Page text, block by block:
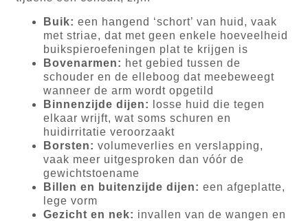
Buik: een hangend ‘schort’ van huid, vaak
met striae, dat met geen enkele hoeveelheid
buikspieroefeningen plat te krijgen is
Bovenarmen: het gebied tussen de
schouder en de elleboog dat meebeweegt
wanneer de arm wordt opgetild
Binnenzijde dijen:
losse huid die tegen
elkaar wrijft, wat soms schuren en
huidirritatie veroorzaakt
Borsten: volumeverlies en verslapping,
vaak meer uitgesproken dan vóór de
gewichtstoename
Billen en buitenzijde dijen: een afgeplatte,
lege vorm
Gezicht en nek: invallen van de wangen en